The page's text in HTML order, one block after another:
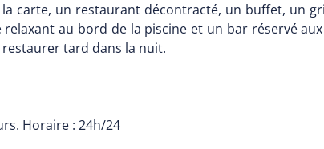
carte, un restaurant décontracté, un buffet, un
au bord de la piscine et un bar réservé
tard dans la nuit.
Horaire : 24h/24